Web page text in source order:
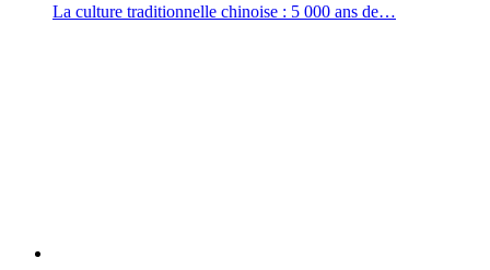
La culture traditionnelle chinoise : 5 000 ans de…